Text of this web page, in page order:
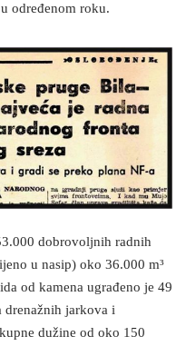
određenom roku.
dobrovoljnih radnih
u nasip) oko 36.000 m³
od kamena ugrađeno je 49
drenažnih jarkova i
dužine od oko 150